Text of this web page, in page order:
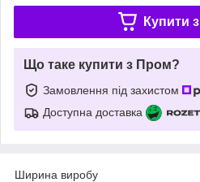
Купити з
Що таке купити з Пром?
Замовлення під захистом
Доступна доставка
Ширина виробу